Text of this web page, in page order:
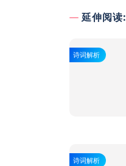
延伸阅读:
诗词解析
诗词解析